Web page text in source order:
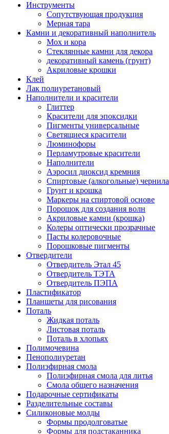
Инструменты
Сопутствующая продукция
Мерная тара
Камни и декоративный наполнитель
Мох и кора
Стеклянные камни для декора
декоративный камень (грунт)
Акриловые крошки
Клей
Лак полиуретановый
Наполнители и красители
Глиттер
Красители для эпоксидки
Пигменты универсальные
Светящиеся красители
Люминофоры
Перламутровые красители
Наполнители
Аэросил диоксид кремния
Спиртовые (алкогольные) чернила
Грунт и крошка
Маркеры на спиртовой основе
Порошок для создания волн
Акриловые камни (крошка)
Колеры оптически прозрачные
Пасты колеровочные
Порошковые пигменты
Отвердители
Отвердитель Этал 45
Отвердитель ТЭТА
Отвердитель ПЭПА
Пластификатор
Планшеты для рисования
Поталь
Жидкая поталь
Листовая поталь
Поталь в хлопьях
Полимочевина
Пенополиуретан
Полиэфирная смола
Полиэфирная смола для литья
Смола общего назначения
Подарочные сертификаты
Разделительные составы
Силиконовые молды
Формы продолговатые
Формы для подстаканника